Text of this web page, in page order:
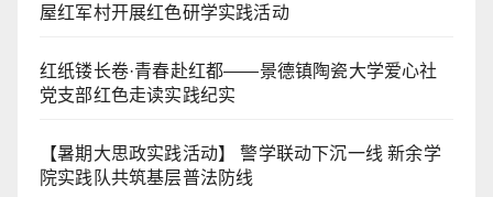
屋红军村开展红色研学实践活动
红纸镂长卷·青春赴红都——景德镇陶瓷大学爱心社
党支部红色走读实践纪实
【暑期大思政实践活动】 警学联动下沉一线 新余学
院实践队共筑基层普法防线